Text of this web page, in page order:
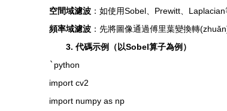
空間域濾波 ：如使用Sobel、Prewitt、
頻率域濾波 ：先將圖像通過傅里葉變換轉
3. 代碼示例（以Sobel算子為例）
` python
import cv2
import numpy as np